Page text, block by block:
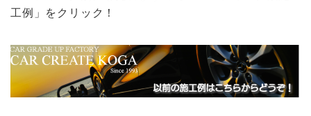
工例」をクリック！